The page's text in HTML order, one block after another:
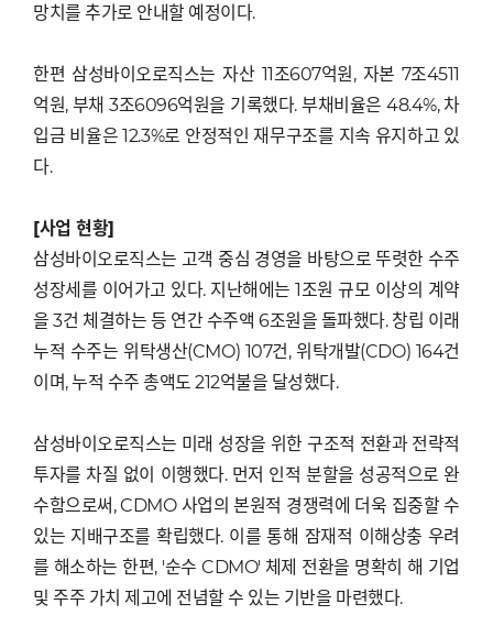
망치를 추가로 안내할 예정이다.
한편 삼성바이오로직스는 자산 11조607억원, 자본 7조4511
억원, 부채 3조6096억원을 기록했다. 부채비율은 48.4%, 차
입금 비율은 12.3%로 안정적인 재무구조를 지속 유지하고 있
다.
[사업 현황]
삼성바이오로직스는 고객 중심 경영을 바탕으로 뚜렷한 수주
성장세를 이어가고 있다. 지난해에는 1조원 규모 이상의 계약
을 3건 체결하는 등 연간 수주액 6조원을 돌파했다. 창립 이래
누적 수주는 위탁생산(CMO) 107건, 위탁개발(CDO) 164건
이며, 누적 수주 총액도 212억불을 달성했다.
삼성바이오로직스는 미래 성장을 위한 구조적 전환과 전략적
투자를 차질 없이 이행했다. 먼저 인적 분할을 성공적으로 완
수함으로써, CDMO 사업의 본원적 경쟁력에 더욱 집중할 수
있는 지배구조를 확립했다. 이를 통해 잠재적 이해상충 우려
를 해소하는 한편, '순수 CDMO' 체제 전환을 명확히 해 기업
및 주주 가치 제고에 전념할 수 있는 기반을 마련했다.